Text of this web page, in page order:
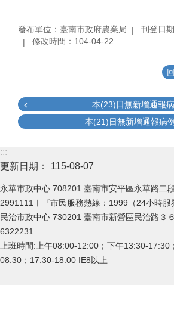
發布單位：臺南市政府農業局
刊登日
修改時間：104-04-22
本(23)日無新增通報
本(21)日無新增通報病例
:::
更新日期：
115-08-07
永華市政中心 708201 臺南市安平區永華路二
2991111︱『市民服務熱線：1999（24小時服
民治市政中心 730201 臺南市新營區民治路３
6322231
上班時間:上午08:00-12:00；下午13:30-17:30
08:30；17:30-18:00 IE8以上